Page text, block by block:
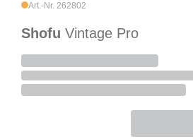
Art.-Nr. 262802
Shofu Vintage Pro